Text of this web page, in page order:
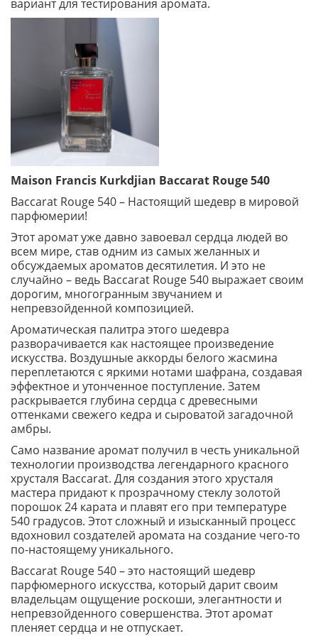
вариант для тестирования аромата.
Maison Francis Kurkdjian Baccarat Rouge 540
Baccarat Rouge 540 – Настоящий шедевр в мировой
парфюмерии!
Этот аромат уже давно завоевал сердца людей во
всем мире, став одним из самых желанных и
обсуждаемых ароматов десятилетия. И это не
случайно – ведь Baccarat Rouge 540 выражает своим
дорогим, многогранным звучанием и
непревзойденной композицией.
Ароматическая палитра этого шедевра
разворачивается как настоящее произведение
искусства. Воздушные аккорды белого жасмина
переплетаются с яркими нотами шафрана, создавая
эффектное и утонченное поступление. Затем
раскрывается глубина сердца с древесными
оттенками свежего кедра и сыроватой загадочной
амбры.
Само название аромат получил в честь уникальной
технологии производства легендарного красного
хрусталя Baccarat. Для создания этого хрусталя
мастера придают к прозрачному стеклу золотой
порошок 24 карата и плавят его при температуре
540 градусов. Этот сложный и изысканный процесс
вдохновил создателей аромата на создание чего-то
по-настоящему уникального.
Baccarat Rouge 540 – это настоящий шедевр
парфюмерного искусства, который дарит своим
владельцам ощущение роскоши, элегантности и
непревзойденного совершенства. Этот аромат
пленяет сердца и не отпускает.